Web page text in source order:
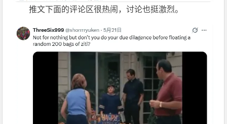
推文下面的评论区很热闹，讨论也挺激烈。